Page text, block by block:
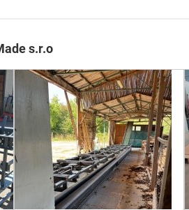
s.r.o